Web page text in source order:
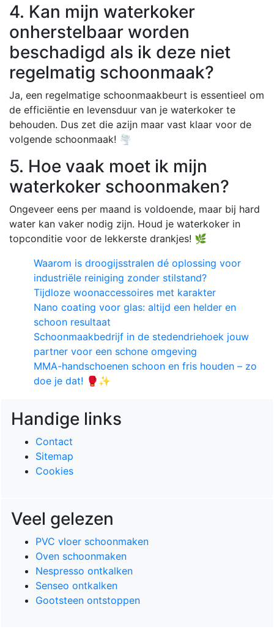
4. Kan mijn waterkoker
onherstelbaar worden
beschadigd als ik deze niet
regelmatig schoonmaak?
Ja, een regelmatige schoonmaakbeurt is essentieel om
de efficiëntie en levensduur van je waterkoker te
behouden. Dus zet die azijn maar vast klaar voor de
volgende schoonmaak! 🌪️
5. Hoe vaak moet ik mijn
waterkoker schoonmaken?
Ongeveer eens per maand is voldoende, maar bij hard
water kan vaker nodig zijn. Houd je waterkoker in
topconditie voor de lekkerste drankjes! 🌿
Waarom is droogijsstralen dé oplossing voor
industriële reiniging zonder stilstand?
Tijdloze woonaccessoires met karakter
Nano coating voor glas: altijd een helder en
schoon resultaat
Schoonmaakbedrijf in de stedendriehoek jouw
partner voor een schone omgeving
MMA-handschoenen schoon en fris houden – zo
doe je dat! 🥊✨
Handige links
Contact
Sitemap
Cookies
Veel gelezen
PVC vloer schoonmaken
Oven schoonmaken
Nespresso ontkalken
Senseo ontkalken
Gootsteen ontstoppen